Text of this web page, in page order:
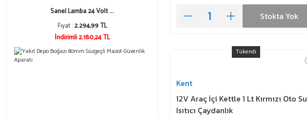
Sanel Lamba 24 Volt ...
Fiyat :2.294,99 TL
İndirimli 2.180,24 TL
Stokta Yok
Tükendi
Kent
12V Araç İçi Kettle 1 Lt Kırmızı Oto Su
Isıtıcı Çaydanlık